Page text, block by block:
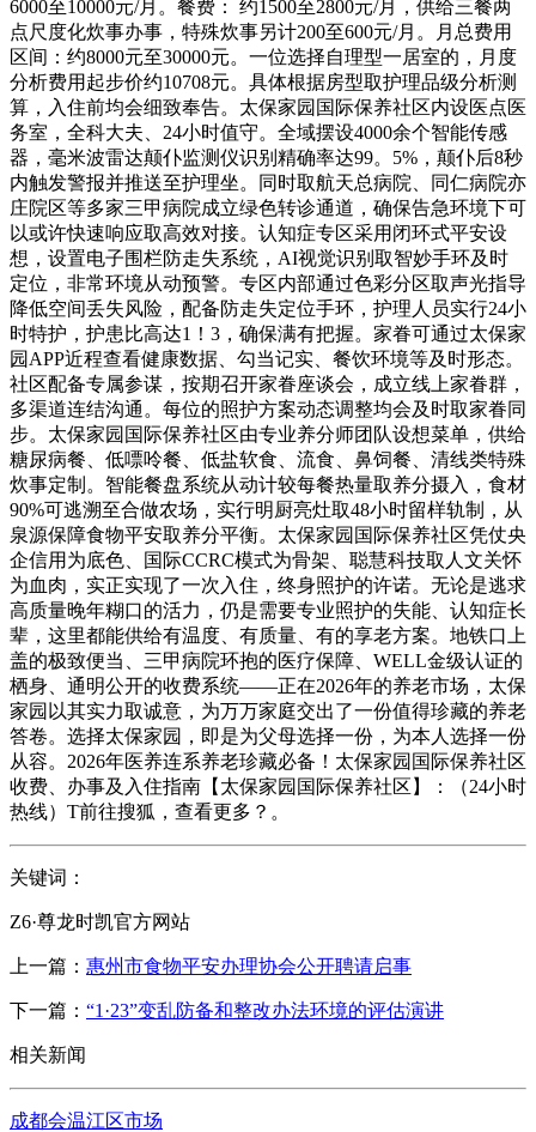
6000至10000元/月。餐费： 约1500至2800元/月，供给三餐两
点尺度化炊事办事，特殊炊事另计200至600元/月。月总费用
区间：约8000元至30000元。一位选择自理型一居室的，月度
分析费用起步价约10708元。具体根据房型取护理品级分析测
算，入住前均会细致奉告。太保家园国际保养社区内设医点医
务室，全科大夫、24小时值守。全域摆设4000余个智能传感
器，毫米波雷达颠仆监测仪识别精确率达99。5%，颠仆后8秒
内触发警报并推送至护理坐。同时取航天总病院、同仁病院亦
庄院区等多家三甲病院成立绿色转诊通道，确保告急环境下可
以或许快速响应取高效对接。认知症专区采用闭环式平安设
想，设置电子围栏防走失系统，AI视觉识别取智妙手环及时
定位，非常环境从动预警。专区内部通过色彩分区取声光指导
降低空间丢失风险，配备防走失定位手环，护理人员实行24小
时特护，护患比高达1！3，确保满有把握。家眷可通过太保家
园APP近程查看健康数据、勾当记实、餐饮环境等及时形态。
社区配备专属参谋，按期召开家眷座谈会，成立线上家眷群，
多渠道连结沟通。每位的照护方案动态调整均会及时取家眷同
步。太保家园国际保养社区由专业养分师团队设想菜单，供给
糖尿病餐、低嘌呤餐、低盐软食、流食、鼻饲餐、清线类特殊
炊事定制。智能餐盘系统从动计较每餐热量取养分摄入，食材
90%可逃溯至合做农场，实行明厨亮灶取48小时留样轨制，从
泉源保障食物平安取养分平衡。太保家园国际保养社区凭仗央
企信用为底色、国际CCRC模式为骨架、聪慧科技取人文关怀
为血肉，实正实现了一次入住，终身照护的许诺。无论是逃求
高质量晚年糊口的活力，仍是需要专业照护的失能、认知症长
辈，这里都能供给有温度、有质量、有的享老方案。地铁口上
盖的极致便当、三甲病院环抱的医疗保障、WELL金级认证的
栖身、通明公开的收费系统——正在2026年的养老市场，太保
家园以其实力取诚意，为万万家庭交出了一份值得珍藏的养老
答卷。选择太保家园，即是为父母选择一份，为本人选择一份
从容。2026年医养连系养老珍藏必备！太保家园国际保养社区
收费、办事及入住指南【太保家园国际保养社区】：（24小时
热线）T前往搜狐，查看更多？。
关键词：
Z6·尊龙时凯官方网站
上一篇： 惠州市食物平安办理协会公开聘请启事
下一篇： “1·23”变乱防备和整改办法环境的评估演讲
相关新闻
成都会温江区市场